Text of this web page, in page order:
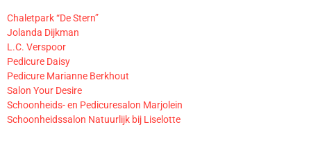
Chaletpark “De Stern”
Jolanda Dijkman
L.C. Verspoor
Pedicure Daisy
Pedicure Marianne Berkhout
Salon Your Desire
Schoonheids- en Pedicuresalon Marjolein
Schoonheidssalon Natuurlijk bij Liselotte